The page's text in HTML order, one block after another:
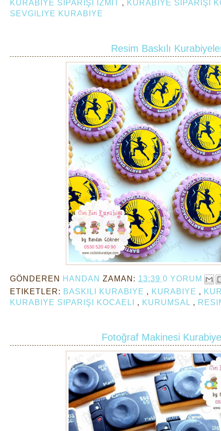
KURABIYE SIPARIŞI IZMIT , KURABIYE SIPARIŞI
SEVGILIYE KURABIYE
Resim Baskılı
GÖNDEREN HANDAN ZAMAN: 13:39 0 YORUM
ETIKETLER: BASKILI KURABIYE , KURABIYE ,
KURABIYE SIPARIŞI KOCAELI , KURUMSAL ,
Fotoğraf Makinesi